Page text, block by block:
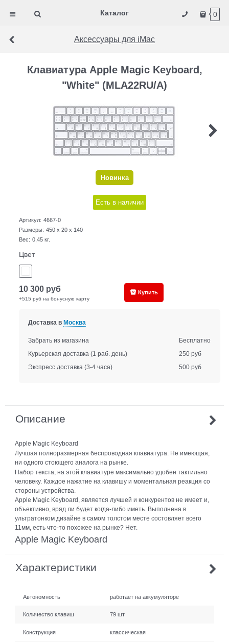
Каталог 0
Аксессуары для iMac
Клавиатура Apple Magic Keyboard,
"White" (MLA22RU/A)
Новинка
Есть в наличии
Артикул: 4667-0
Размеры: 450 x 20 x 140
Вес: 0,45 кг.
Цвет
10 300 руб
+515 руб на бонусную карту
Купить
Доставка в Москва
Забрать из магазина
Бесплатно
Курьерская доставка (1 раб. день)
250 руб
Экспресс доставка (3-4 часа) 500 руб
Описание
Apple Magic Keyboard
Лучшая полноразмерная беспроводная клавиатура. Не имеющая,
ни одного стоющего аналога на рынке.
Набор текста, на этой клавиатуре максимально удобен тактильно
человеку. Каждое нажатие на клавишу и моментальная реакция со
стороны устройства.
Apple Magic Keyboard, является лучшей и конкурентов не имеет и,
объективно, вряд ли будет когда-либо иметь. Выполнена в
ультратонком дизайне в самом толстом месте состовляет всего
11мм, есть что-то похожее на рынке? Нет.
Apple Magic Keyboard
Характеристики
Автономность работает на аккумуляторе
Количество клавиш 79 шт
Конструкция классическая